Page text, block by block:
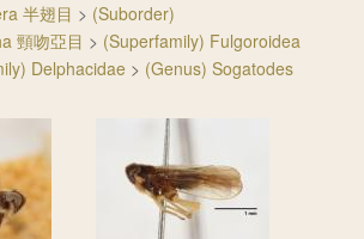
半翅目 > (Suborder)
頸吻亞目 > (Superfamily) Fulgoroidea
Delphacidae > (Genus) Sogatodes